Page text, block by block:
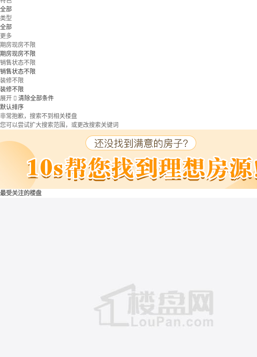
全部
类型
全部
更多
期房现房不限
期房现房不限
销售状态不限
销售状态不限
装修不限
装修不限
展开  清除全部条件
默认排序
非常抱歉，搜索不到相关楼盘
您可以尝试扩大搜索范围，或更改搜索关键词
最受关注的楼盘